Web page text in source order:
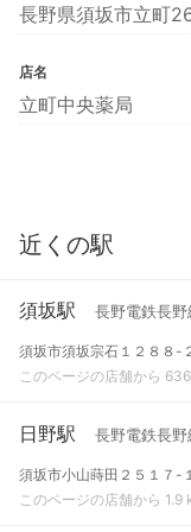
長野県須坂市立町
店名
立町中央薬局
近くの駅
須坂駅 長野電鉄長野
須坂市須坂宗石１２８８-
このページの店舗から
日野駅 長野電鉄長野
須坂市小山蒔田２５１７-
このページの店舗から 1.9